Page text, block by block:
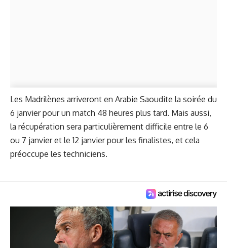
Les Madrilènes arriveront en Arabie Saoudite la soirée du
6 janvier pour un match 48 heures plus tard. Mais aussi,
la récupération sera particulièrement difficile entre le 6
ou 7 janvier et le 12 janvier pour les finalistes, et cela
préoccupe les techniciens.